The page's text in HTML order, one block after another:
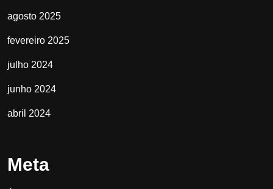
agosto 2025
fevereiro 2025
julho 2024
junho 2024
abril 2024
Meta